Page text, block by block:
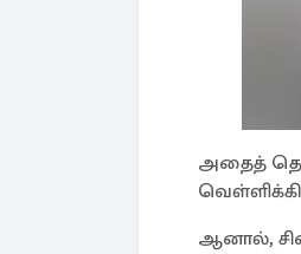
அதைத்
ஆனால்,